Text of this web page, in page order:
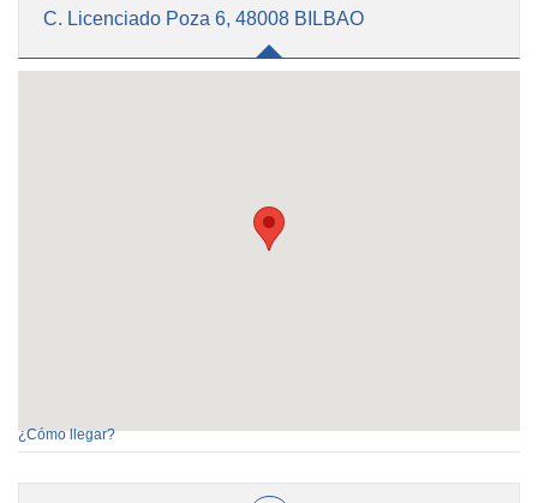
C. Licenciado Poza 6, 48008 BILBAO
¿Cómo llegar?